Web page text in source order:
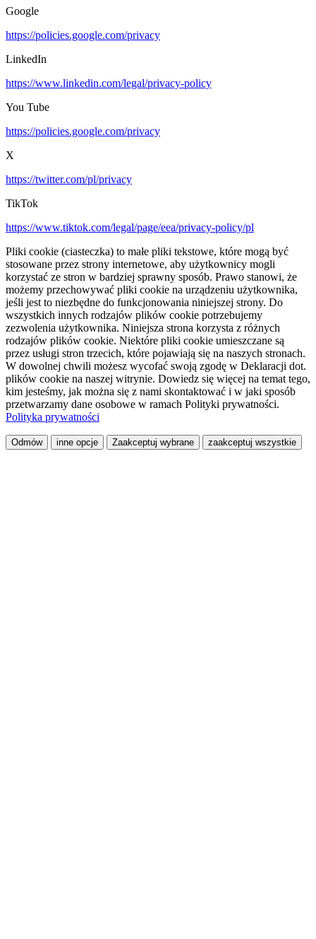
Google
https://policies.google.com/privacy
LinkedIn
https://www.linkedin.com/legal/privacy-policy
You Tube
https://policies.google.com/privacy
X
https://twitter.com/pl/privacy
TikTok
https://www.tiktok.com/legal/page/eea/privacy-policy/pl
Pliki cookie (ciasteczka) to małe pliki tekstowe, które mogą być
stosowane przez strony internetowe, aby użytkownicy mogli
korzystać ze stron w bardziej sprawny sposób. Prawo stanowi, że
możemy przechowywać pliki cookie na urządzeniu użytkownika,
jeśli jest to niezbędne do funkcjonowania niniejszej strony. Do
wszystkich innych rodzajów plików cookie potrzebujemy
zezwolenia użytkownika. Niniejsza strona korzysta z różnych
rodzajów plików cookie. Niektóre pliki cookie umieszczane są
przez usługi stron trzecich, które pojawiają się na naszych stronach.
W dowolnej chwili możesz wycofać swoją zgodę w Deklaracji dot.
plików cookie na naszej witrynie. Dowiedz się więcej na temat tego,
kim jesteśmy, jak można się z nami skontaktować i w jaki sposób
przetwarzamy dane osobowe w ramach Polityki prywatności.
Polityka prywatności
Odmów inne opcje Zaakceptuj wybrane zaakceptuj wszystkie